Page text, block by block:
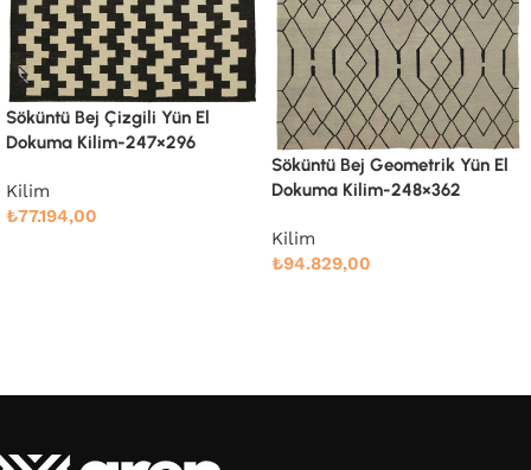
Dokuma Kilim-248×362
Söküntü Bej Modern Dizayn
Yün El Dokuma Kilim-247×303
Kilim
Devamını oku